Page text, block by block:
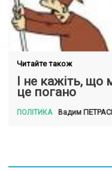
Читайте також
І не кажіть,
це погано
ПОЛІТИКА Вадим